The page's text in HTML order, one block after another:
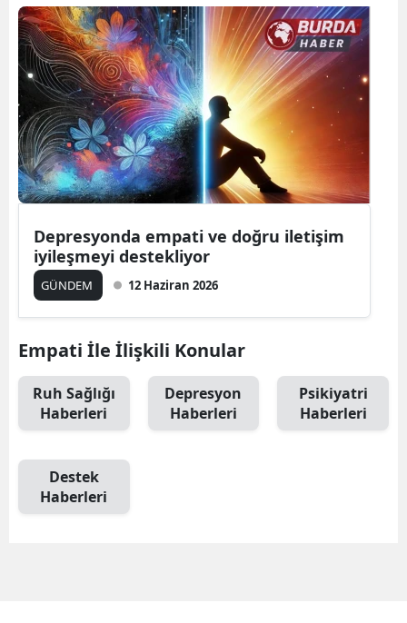
Depresyonda empati ve doğru iletişim
iyileşmeyi destekliyor
GÜNDEM 12 Haziran 2026
Empati İle İlişkili Konular
Ruh Sağlığı
Haberleri
Depresyon
Haberleri
Psikiyatri
Haberleri
Destek
Haberleri